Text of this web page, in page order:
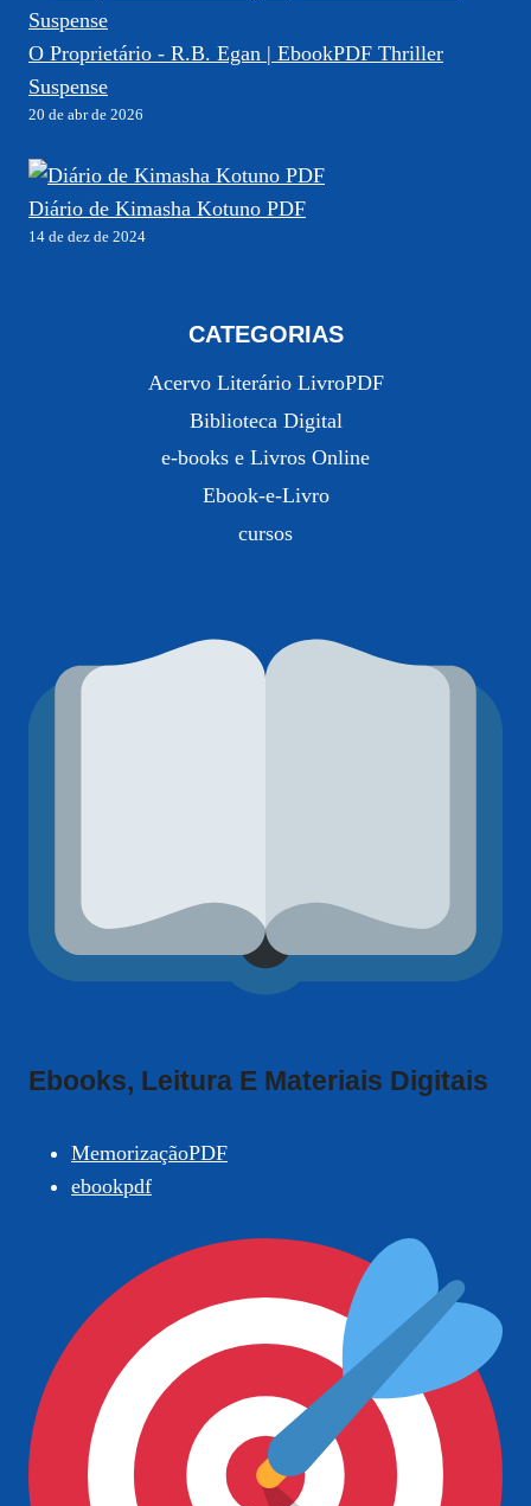
O Proprietário - R.B. Egan | EbookPDF Thriller
Suspense
20 de abr de 2026
Diário de Kimasha Kotuno PDF
14 de dez de 2024
CATEGORIAS
Acervo Literário LivroPDF
Biblioteca Digital
e-books e Livros Online
Ebook-e-Livro
cursos
Ebooks, Leitura E Materiais Digitais
MemorizaçãoPDF
ebookpdf